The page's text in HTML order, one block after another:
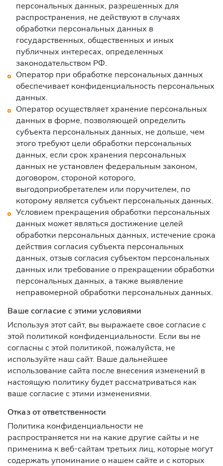
персональных данных, разрешенных для
распространения, не действуют в случаях
обработки персональных данных в
государственных, общественных и иных
публичных интересах, определенных
законодательством РФ.
Оператор при обработке персональных данных
обеспечивает конфиденциальность персональных
данных.
Оператор осуществляет хранение персональных
данных в форме, позволяющей определить
субъекта персональных данных, не дольше, чем
этого требуют цели обработки персональных
данных, если срок хранения персональных
данных не установлен федеральным законом,
договором, стороной которого,
выгодоприобретателем или поручителем, по
которому является субъект персональных данных.
Условием прекращения обработки персональных
данных может являться достижение целей
обработки персональных данных, истечение срока
действия согласия субъекта персональных
данных, отзыв согласия субъектом персональных
данных или требование о прекращении обработки
персональных данных, а также выявление
неправомерной обработки персональных данных.
Ваше согласие с этими условиями
Используя этот сайт, вы выражаете свое согласие с
этой политикой конфиденциальности. Если вы не
согласны с этой политикой, пожалуйста, не
используйте наш сайт. Ваше дальнейшее
использование сайта после внесения изменений в
настоящую политику будет рассматриваться как
ваше согласие с этими изменениями.
Отказ от ответственности
Политика конфиденциальности не
распространяется ни на какие другие сайты и не
применима к веб-сайтам третьих лиц, которые могут
содержать упоминание о нашем сайте и с которых